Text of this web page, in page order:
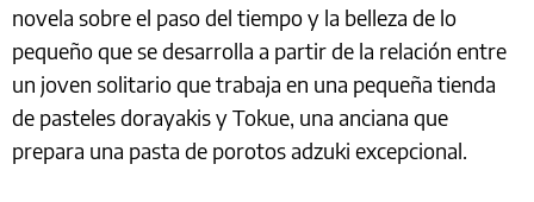
novela sobre el paso del tiempo y la belleza de lo
pequeño que se desarrolla a partir de la relación entre
un joven solitario que trabaja en una pequeña tienda
de pasteles dorayakis y Tokue, una anciana que
prepara una pasta de porotos adzuki excepcional.